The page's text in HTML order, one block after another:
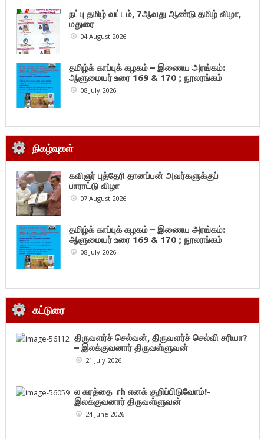
நட்பு தமிழ் வட்டம், 7ஆவது ஆண்டு தமிழ் விழா,
மதுரை
04 August 2026
தமிழ்க் காப்புக் கழகம் – இணைய அரங்கம்:
ஆளுமையர் உரை 169 & 170 ; நூலரங்கம்
08 July 2026
நிகழ்வுகள்
கவிஞர் புத்தேரி தானப்பன் அவர்களுக்குப்
பாராட்டு விழா
07 August 2026
தமிழ்க் காப்புக் கழகம் – இணைய அரங்கம்:
ஆளுமையர் உரை 169 & 170 ; நூலரங்கம்
08 July 2026
கட்டுரை
திருவளர்ச் செல்வன், திருவளர்ச் செல்வி சரியா?
– இலக்குவனார் திருவள்ளுவன்
21 July 2026
ல கரத்தை rh எனக் குறிப்பிடுவோம்!-
இலக்குவனார் திருவள்ளுவன்
24 June 2026